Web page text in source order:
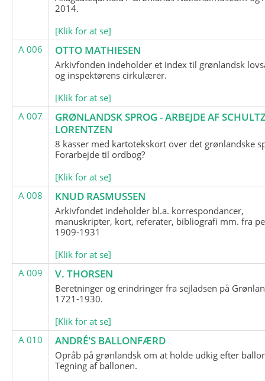
2014.
[Klik for at se]
A 006
OTTO MATHIESEN
Arkivfonden indeholder et index til grønlandsk
og inspektørens cirkulærer.
[Klik for at se]
A 007
GRØNLANDSK SPROG - ARBEJDE AF
LORENTZEN
8 kasser med kartotekskort over det grønlandske
Forarbejde til ordbog?
[Klik for at se]
A 008
KNUD RASMUSSEN
Arkivfondet indeholder bl.a. korrespondancer,
manuskripter, kort, referater, bibliografi mm. fra
1909-1931
[Klik for at se]
A 009
V. THORSEN
Beretninger og erindringer fra sejladsen på
1721-1930.
[Klik for at se]
A 010
ANDRÉ'S BALLONFÆRD
Opråb på grønlandsk om at holde udkig efter
Tegning af ballonen.